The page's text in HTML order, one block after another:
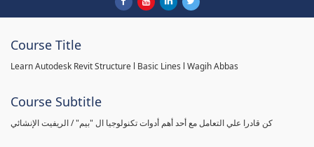
Course Title
Learn Autodesk Revit Structure l Basic Lines l Wagih Abbas
Course Subtitle
كن قادرا علي التعامل مع أحد أهم أدوات تكنولوجيا ال "بيم" / الريفيت الإنشائي